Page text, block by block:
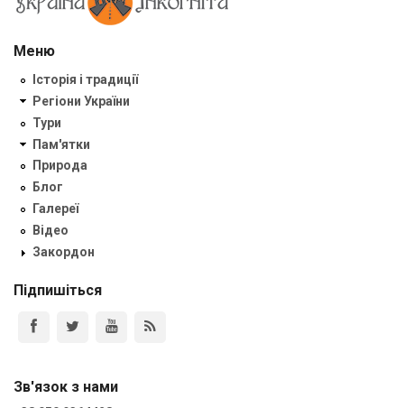
Меню
Історія і традиції
Регіони України
Тури
Пам'ятки
Природа
Блог
Галереї
Відео
Закордон
Підпишіться
Зв'язок з нами